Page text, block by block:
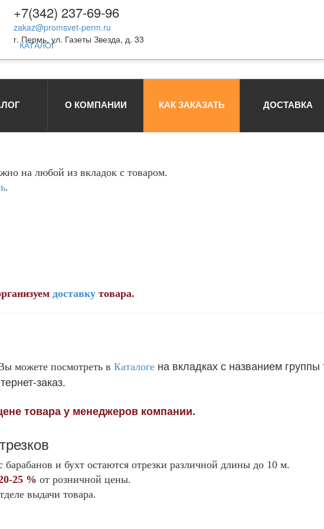
+7(342) 237-69-96
zakaz@promsvet-perm.ru
г. Пермь, ул. Газеты Звезда, д. 33
КАТАЛОГ
О КОМПАНИИ КАК ЗАКАЗАТЬ ДОСТАВКА
на любой из вкладок с товаром.
.
доставку товара.
можете посмотреть в Каталоге на вкладках с названием группы
заказ.
товара у менеджеров компании.
и бухт остаются отрезки различной длины до 10 м.
25 % от розничной цены.
выдачи товара.